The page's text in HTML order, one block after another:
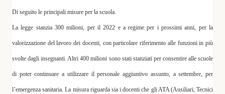
Di seguito le principali misure per la scuola.
La legge stanzia 300 milioni, per il 2022 e a regime per i prossimi anni, per la
valorizzazione del lavoro dei docenti, con particolare riferimento alle funzioni in più
svolte dagli insegnanti. Altri400 milioni sono stati stanziati per consentire alle scuole
di poter continuarea utilizzare il personale aggiuntivo assunto, a settembre,per
l’emergenza sanitaria. La misura riguarda sia i docenti che gli ATA (Ausiliari, Tecnici